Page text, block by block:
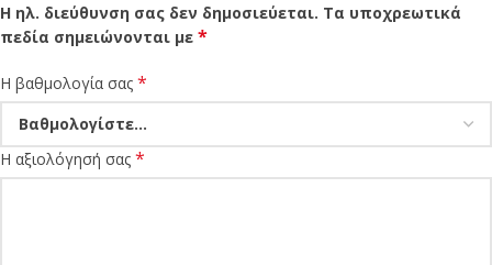
Η ηλ. διεύθυνση σας δεν δημοσιεύεται. Τα υποχρεωτικά
πεδία σημειώνονται με *
Η βαθμολογία σας *
Η αξιολόγησή σας *